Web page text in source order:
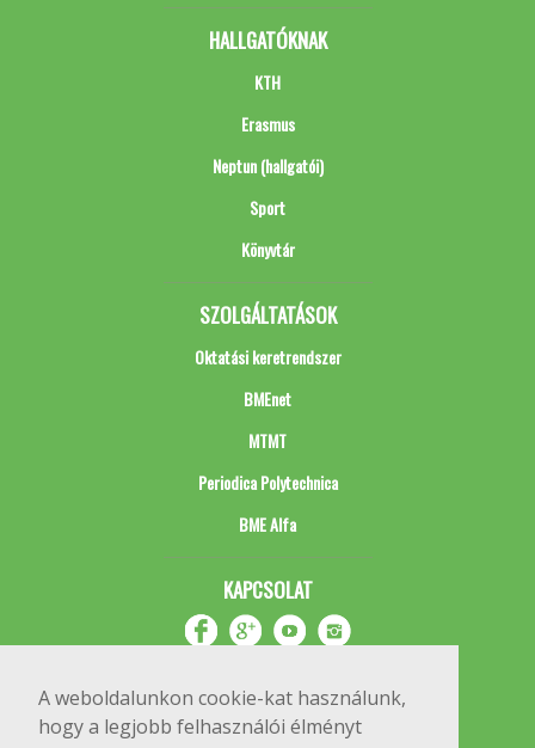
A weboldalunkon cookie-kat használunk,
hogy a legjobb felhasználói élményt
HALLGATÓKNAK
KTH
Erasmus
Neptun (hallgatói)
Sport
Könyvtár
SZOLGÁLTATÁSOK
Oktatási keretrendszer
BMEnet
MTMT
Periodica Polytechnica
BME Alfa
KAPCSOLAT